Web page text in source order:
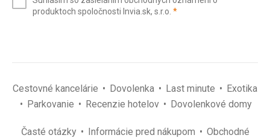
(povinné)
produktoch spoločnosti Invia.sk, s.r.o. *(povinné)
Cestovné kancelárie Dovolenka Last minute
Exotika
Parkovanie
Recenzie hotelov Dovolenkové domy
Časté otázky Informácie pred nákupom
Obchodné